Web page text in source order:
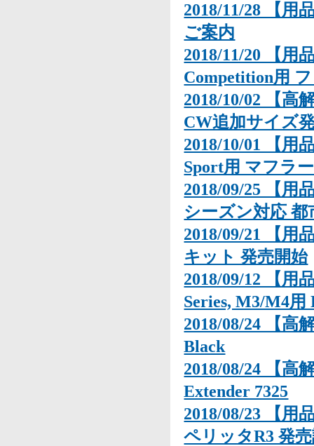
2018/11/28 【用
ご案内
2018/11/20 【用
Competition用
2018/10/02 【高
CW追加サイズ
2018/10/01 【用
Sport用 マフラー
2018/09/25 【用
シーズン対応
2018/09/21 【用
キット 発売開始
2018/09/12 【用
Series, M3/M4
2018/08/24 【高
Black
2018/08/24 【高
Extender 7325
2018/08/23 【用
ペリッタR3 発